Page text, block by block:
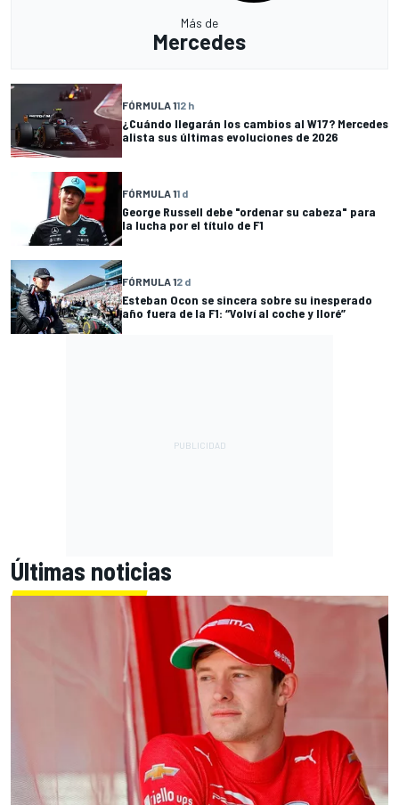
Más de
Mercedes
FÓRMULA 112 h
¿Cuándo llegarán los cambios al W17? Mercedes
alista sus últimas evoluciones de 2026
FÓRMULA 11 d
George Russell debe "ordenar su cabeza" para
la lucha por el título de F1
FÓRMULA 12 d
Esteban Ocon se sincera sobre su inesperado
año fuera de la F1: “Volví al coche y lloré”
Últimas noticias